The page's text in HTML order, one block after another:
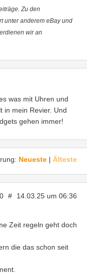
Zu den
unter anderem eBay und
wir an
was mit Uhren und
in mein Revier. Und
gehen immer!
Neueste | Älteste
0 # 14.03.25 um 06:36
Zeit regeln geht doch
die das schon seit